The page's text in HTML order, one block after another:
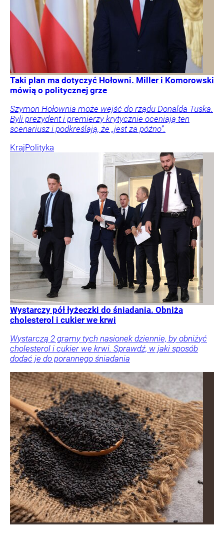
Taki plan ma dotyczyć Hołowni. Miller i Komorowski
mówią o politycznej grze
Szymon Hołownia może wejść do rządu Donalda Tuska.
Byli prezydent i premierzy krytycznie oceniają ten
scenariusz i podkreślają, że „jest za późno”.
KrajPolityka
Wystarczy pół łyżeczki do śniadania. Obniża
cholesterol i cukier we krwi
Wystarczą 2 gramy tych nasionek dziennie, by obniżyć
cholesterol i cukier we krwi. Sprawdź, w jaki sposób
dodać je do porannego śniadania